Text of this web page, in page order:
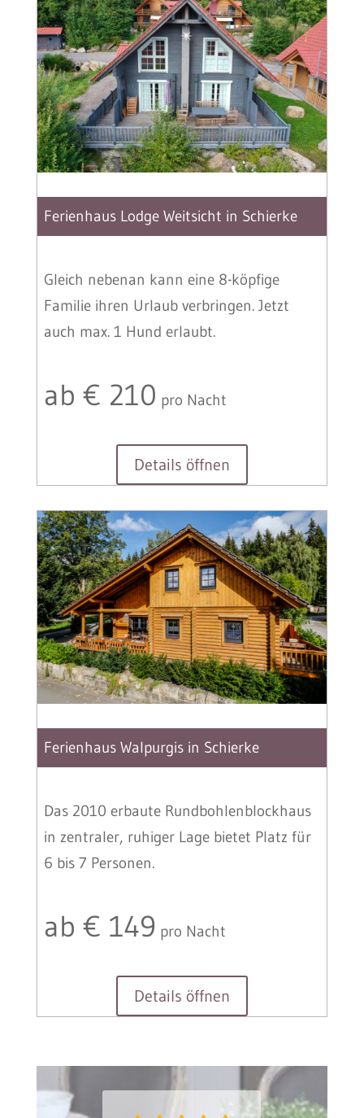
Ferienhaus Lodge Weitsicht in Schierke
Gleich nebenan kann eine 8-köpfige
Familie ihren Urlaub verbringen. Jetzt
auch max. 1 Hund erlaubt.
ab € 210 pro Nacht
Details öffnen
Ferienhaus Walpurgis in Schierke
Das 2010 erbaute Rundbohlenblockhaus
in zentraler, ruhiger Lage bietet Platz für
6 bis 7 Personen.
ab € 149 pro Nacht
Details öffnen